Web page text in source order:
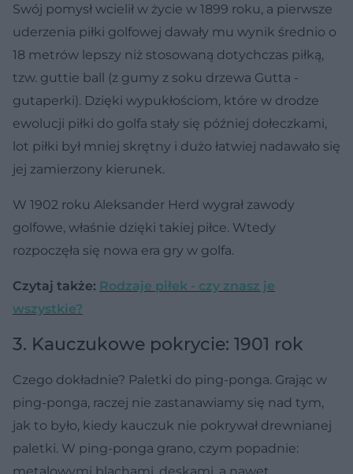
Swój pomysł wcielił w życie w 1899 roku, a pierwsze
uderzenia piłki golfowej dawały mu wynik średnio o
18 metrów lepszy niż stosowaną dotychczas piłką,
tzw. guttie ball (z gumy z soku drzewa Gutta -
gutaperki). Dzięki wypukłościom, które w drodze
ewolucji piłki do golfa stały się później dołeczkami,
lot piłki był mniej skrętny i dużo łatwiej nadawało się
jej zamierzony kierunek.
W 1902 roku Aleksander Herd wygrał zawody
golfowe, właśnie dzięki takiej piłce. Wtedy
rozpoczęła się nowa era gry w golfa.
Czytaj także: Rodzaje piłek - czy znasz je
wszystkie?
3. Kauczukowe pokrycie: 1901 rok
Czego dokładnie? Paletki do ping-ponga. Grając w
ping-ponga, raczej nie zastanawiamy się nad tym,
jak to było, kiedy kauczuk nie pokrywał drewnianej
paletki. W ping-ponga grano, czym popadnie:
metalowymi blachami, deskami, a nawet